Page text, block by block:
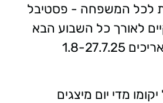
לכל המשפחה - פסטיבל
לאורך כל השבוע הבא
בחוף הים, בין התאריכים 1.8-27.7.25
מדי יום מיצגים